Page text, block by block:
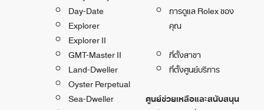
Day-Date
Explorer
Explorer II
GMT-Master II
Land-Dweller
Oyster Perpetual
Sea-Dweller
การดูแล Rolex ของ
คุณ
ที่ตั้งสาขา
ที่ตั้งศูนย์บริการ
ศูนย์ช่วยเหลือและสนับสนุน